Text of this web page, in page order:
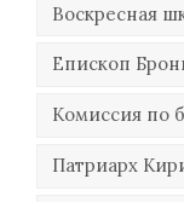
Воскресная
Епископ
Комиссия по
Патриарх